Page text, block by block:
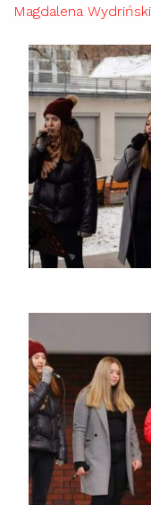
Magdalena